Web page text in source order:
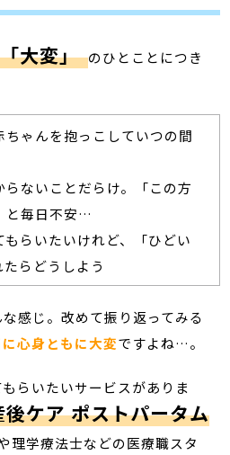
「大変」 のひとことにつき
ちゃんを抱っこしていつの間
らないことだらけ。「この方
と毎日不安…
もらいたいけれど、「ひどい
らどうしよう
感じ。改めて振り返ってみる
心身ともに大変ですよね…。
らいたいサービスがありま
ケア ポストパータム
理学療法士などの医療職スタ